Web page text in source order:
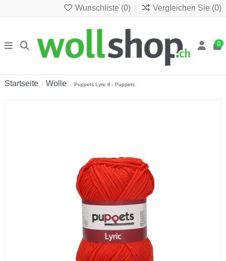
Wunschliste (0) Vergleichen Sie (0)
0
Startseite Wolle Puppets Lyric 8 - Puppets